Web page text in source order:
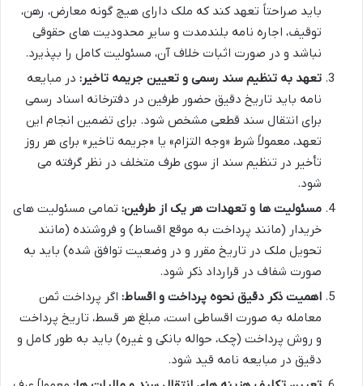
باید صراحتاً تعهد کند که ملک دارای هیچ گونه معارض، رهن،
توقیف، اجاره نامه بلندمدت و سایر محدودیت های حقوقی
نباشد و در صورت اثبات خلاف آن، مسئولیت کامل را بپذیرد.
تعهد به تنظیم سند رسمی و تعیین جریمه تاخیر: در مبایعه
نامه باید تاریخ دقیق حضور طرفین در دفترخانه اسناد رسمی
برای انتقال سند قطعی مشخص شود. برای تضمین انجام این
تعهد، معمولاً شرط «وجه التزام» یا «جریمه تاخیر» برای هر روز
تأخیر در تنظیم سند از سوی طرف متخلف در نظر گرفته می
شود.
مسئولیت ها و تعهدات هر یک از طرفین: تمامی مسئولیت های
خریدار (مانند پرداخت به موقع اقساط) و فروشنده (مانند
تحویل ملک در تاریخ مقرر و در وضعیت توافق شده) باید به
صورت شفاف در قرارداد ذکر شود.
اهمیت ذکر دقیق نحوه پرداخت و اقساط: اگر پرداخت ثمن
معامله به صورت اقساطی است، مبلغ هر قسط، تاریخ پرداخت
و روش پرداخت (چک، حواله بانکی و غیره) باید به طور کامل و
دقیق در مبایعه نامه قید شود.